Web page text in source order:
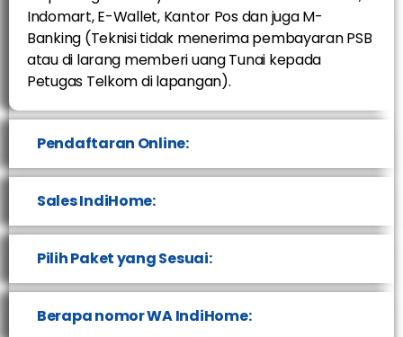
Indomart, E-Wallet, Kantor Pos dan juga M-
Banking (Teknisi tidak menerima pembayaran PSB
atau di larang memberi uang Tunai kepada
Petugas Telkom di lapangan).
Pendaftaran Online:
Sales IndiHome:
Pilih Paket yang Sesuai:
Berapa nomor WA IndiHome: